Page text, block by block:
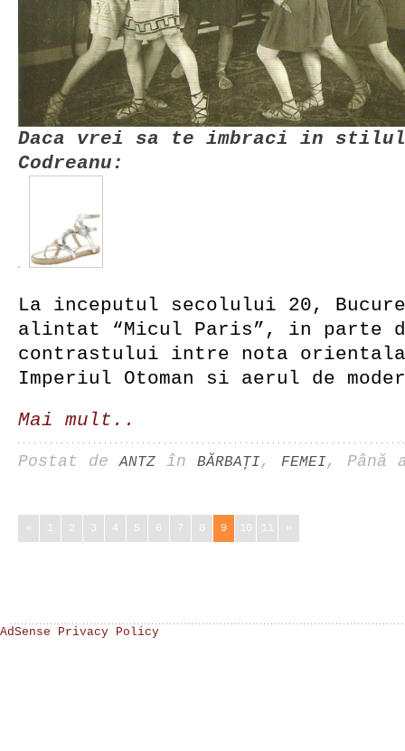
Daca vrei sa te imbraci in
Codreanu:
La inceputul secolului 20,
alintat “Micul Paris”, in parte
contrastului intre nota orientala
Imperiul Otoman si aerul de
Mai mult..
Postat deANTZ în BĂRBAŢI, FEMEI, Până
« 1 2 3 4 5 6 7 8 9 10 11 »
AdSense Privacy Policy